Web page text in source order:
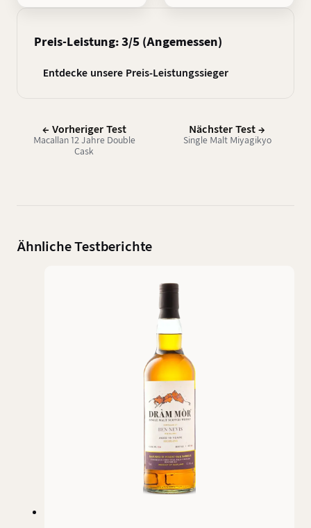
Preis-Leistung: 3/5 (Angemessen)
Entdecke unsere Preis-Leistungssieger
← Vorheriger Test
Macallan 12 Jahre Double
Cask
Nächster Test →
Single Malt Miyagikyo
Ähnliche Testberichte